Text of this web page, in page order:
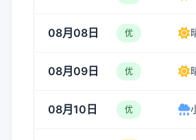
08月08日 优
08月09日 优
08月10日 优